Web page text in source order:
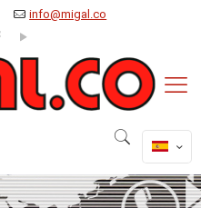
info@migal.co